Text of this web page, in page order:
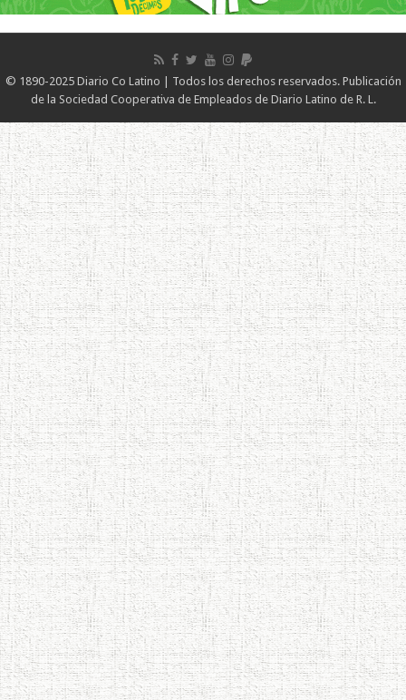
© 1890-2025 Diario Co Latino | Todos los derechos reservados. Publicación
de la Sociedad Cooperativa de Empleados de Diario Latino de R. L.